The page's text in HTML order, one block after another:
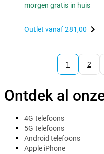
morgen gratis in huis
Outlet vanaf281,00
1 2
Ontdek al
4G telefoons
5G telefoons
Android telefoons
Apple iPhone